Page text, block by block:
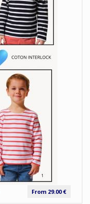
From 29.00 €